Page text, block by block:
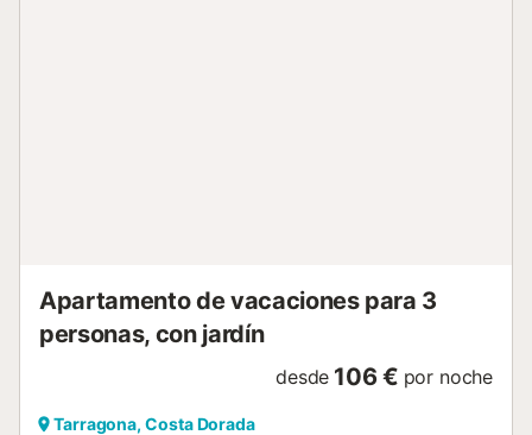
Apartamento de vacaciones para 3
personas, con jardín
desde 106 € por noche
Tarragona, Costa Dorada